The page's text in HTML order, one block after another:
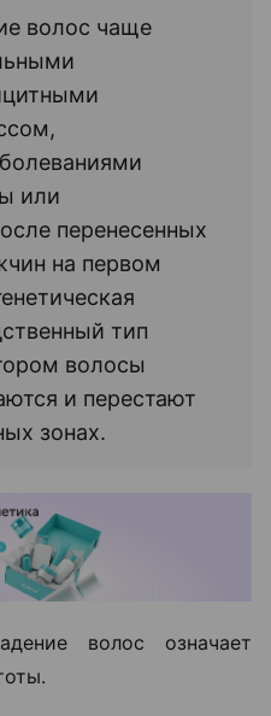
волос чаще
или
перенесенных
на первом
тип
волосы
и перестают
зонах.
волос означает